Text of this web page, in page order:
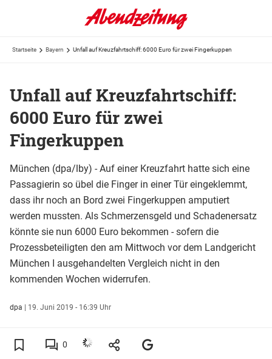
Startseite Bayern Unfall auf Kreuzfahrtschiff: 6000 Euro für zwei Fingerkuppen
Unfall auf Kreuzfahrtschiff:
6000 Euro für zwei
Fingerkuppen
München (dpa/lby) - Auf einer Kreuzfahrt hatte sich eine
Passagierin so übel die Finger in einer Tür eingeklemmt,
dass ihr noch an Bord zwei Fingerkuppen amputiert
werden mussten. Als Schmerzensgeld und Schadenersatz
könnte sie nun 6000 Euro bekommen - sofern die
Prozessbeteiligten den am Mittwoch vor dem Landgericht
München I ausgehandelten Vergleich nicht in den
kommenden Wochen widerrufen.
dpa | 19. Juni 2019 - 16:39 Uhr
0